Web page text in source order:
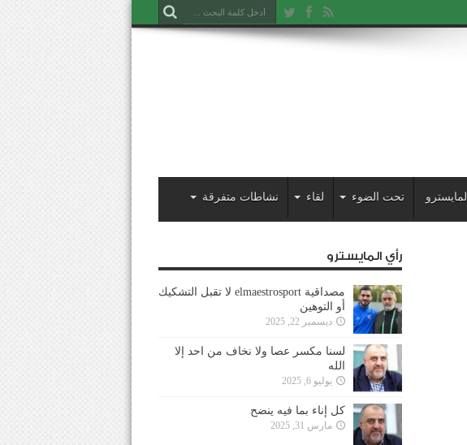
المايسترو تحت الضوء لقاء نشاطات متفرقة
رأي المايسترو
مصداقية elmaestrosport لا تقبل التشكيك
أو التوهين
ديسمبر 22, 2025
لسنا مكسر عصا ولا نخاف من احد إلا
الله
يوليو 6, 2025
كل إناء بما فيه ينضح
مارس 31, 2025